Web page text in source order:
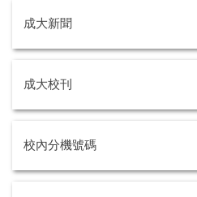
成大新聞
成大校刊
校內分機號碼